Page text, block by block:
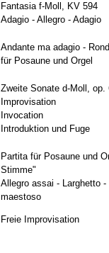
Fantasia f-Moll, KV 594
Adagio - Allegro - Adagio
Andante ma adagio -
für Posaune und Orgel
Zweite Sonate d-Moll, op.
Improvisation
Invocation
Introduktion und Fuge
Partita für Posaune und
Stimme"
Allegro assai - Larghetto
maestoso
Freie Improvisation